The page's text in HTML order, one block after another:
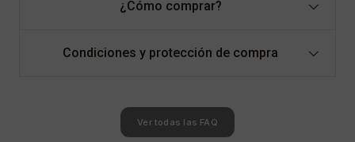
¿Cómo comprar?
Condiciones y protección de compra
Ver todas las FAQ